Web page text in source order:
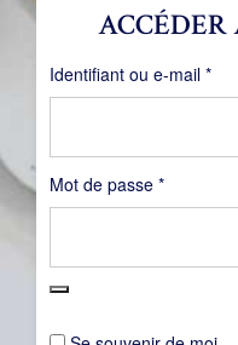
ACCÉDER
Identifiant ou e-mail *
Mot de passe *Obligatoire